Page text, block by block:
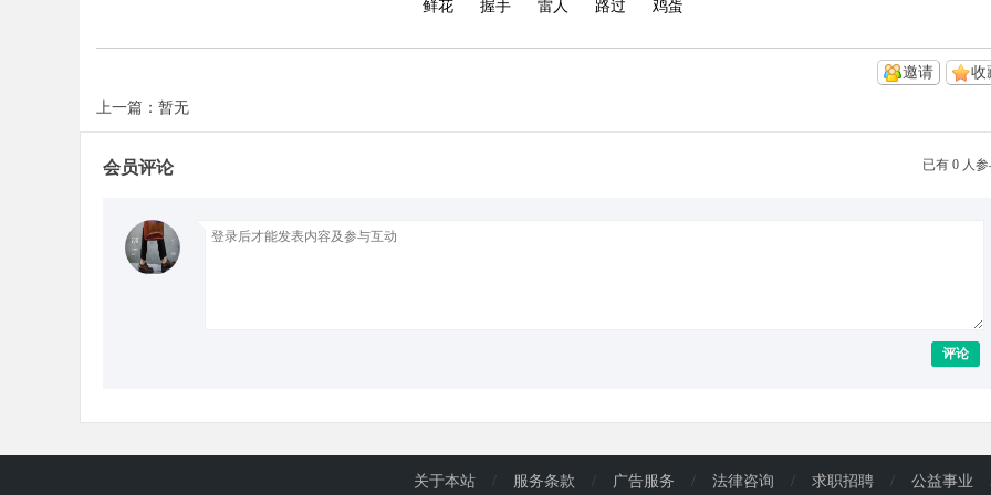
鲜花 握手 雷人 路过 鸡蛋
收
邀请
上一篇：暂无
已有 0 人
会员评论
评论
关于本站 / 服务条款 / 广告服务 / 法律咨询 / 求职招聘 / 公益事业